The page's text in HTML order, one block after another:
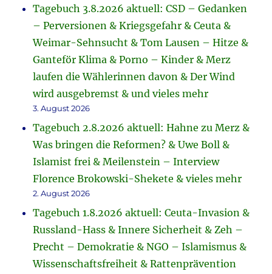
Tagebuch 3.8.2026 aktuell: CSD – Gedanken
– Perversionen & Kriegsgefahr & Ceuta &
Weimar-Sehnsucht & Tom Lausen – Hitze &
Ganteför Klima & Porno – Kinder & Merz
laufen die Wählerinnen davon & Der Wind
wird ausgebremst & und vieles mehr
3. August 2026
Tagebuch 2.8.2026 aktuell: Hahne zu Merz &
Was bringen die Reformen? & Uwe Boll &
Islamist frei & Meilenstein – Interview
Florence Brokowski-Shekete & vieles mehr
2. August 2026
Tagebuch 1.8.2026 aktuell: Ceuta-Invasion &
Russland-Hass & Innere Sicherheit & Zeh –
Precht – Demokratie & NGO – Islamismus &
Wissenschaftsfreiheit & Rattenprävention